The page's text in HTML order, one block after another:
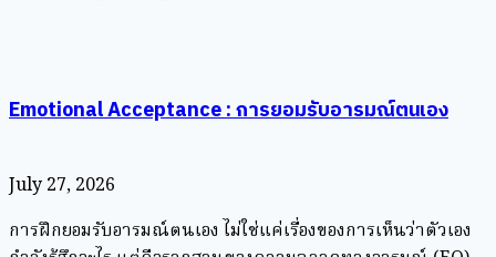
Emotional Acceptance : การยอมรับอารมณ์ตนเอง
July 27, 2026
การฝึกยอมรับอารมณ์ตนเอง ไม่ใช่แค่เรื่องของการเห็นว่าตัวเอง